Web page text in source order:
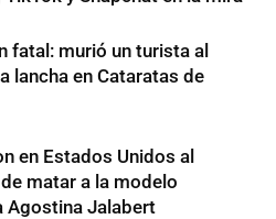
fatal: murió un turista al
lancha en Cataratas de
en Estados Unidos al
matar a la modelo
Agostina Jalabert